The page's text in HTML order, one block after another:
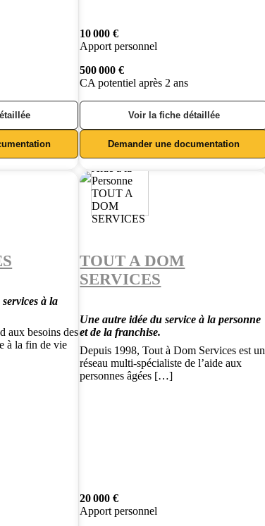
10 000 €
Apport personnel
500 000 €
CA potentiel après 2 ans
Voir la fiche détaillée
Demander une documentation
à la
aux besoins des
à la fin de vie
TOUT A DOM
SERVICES
Une autre idée du service à la personne
et de la franchise.
Depuis 1998, Tout à Dom Services est un
réseau multi-spécialiste de l’aide aux
personnes âgées […]
20 000 €
Apport personnel